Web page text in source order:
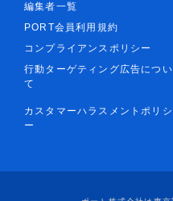
編集者一覧
PORT会員利用規約
コンプライアンスポリシー
行動ターゲティング広告につい
て
カスタマーハラスメントポリシ
ー